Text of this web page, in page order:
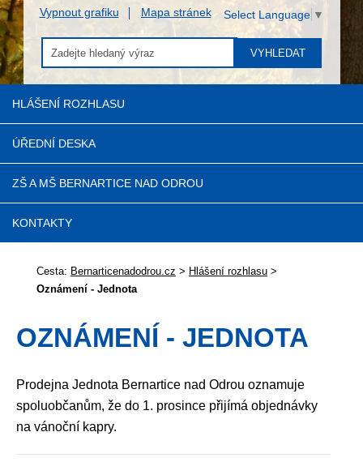
Vypnout grafiku Mapa stránek Select Language ▼
VYHLEDAT
HLÁŠENÍ ROZHLASU
ÚŘEDNÍ DESKA
ZŠ A MŠ BERNARTICE NAD ODROU
KONTAKTY
Cesta: Bernarticenadodrou.cz > Hlášení rozhlasu >
Oznámení - Jednota
OZNÁMENÍ - JEDNOTA
Prodejna Jednota Bernartice nad Odrou oznamuje
spoluobčanům, že do 1. prosince přijímá objednávky
na vánoční kapry.